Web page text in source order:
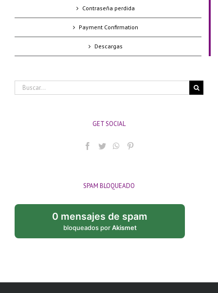
Contraseña perdida
Payment Confirmation
Descargas
Buscar:
GET SOCIAL
SPAM BLOQUEADO
0 mensajes de spam
bloqueados porAkismet